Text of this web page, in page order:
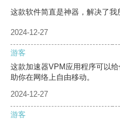
这款软件简直是神器，解决了我
2024-12-27
游客
这款加速器VPM应用程序可以
助你在网络上自由移动。
2024-12-27
游客